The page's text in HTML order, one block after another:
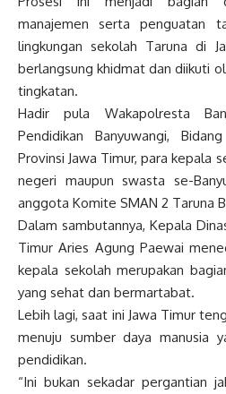
manajemen serta penguatan
lingkungan sekolah Taruna di
berlangsung khidmat dan diikuti
tingkatan.
Hadir pula Wakapolresta
Pendidikan Banyuwangi,
Provinsi Jawa Timur, para kepala
negeri maupun swasta se-
anggota Komite SMAN 2 Taruna
Dalam sambutannya, Kepala
Timur Aries Agung Paewai
kepala sekolah merupakan
yang sehat dan bermartabat.
Lebih lagi, saat ini Jawa Timur
menuju sumber daya manusia
pendidikan.
“Ini bukan sekadar pergantian